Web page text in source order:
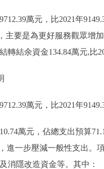
萬元，比2021年
主要是為更好服務觀眾增
轉結余資金134.84萬元,比
萬元，比2021年
萬元，佔總支出預算
進一步壓減一般性支出。
消隱改造資金等。其中：